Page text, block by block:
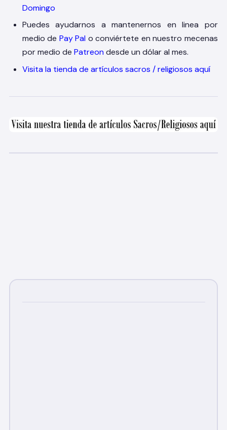
Domingo
Puedes ayudarnos a mantenernos en linea por
medio de Pay Pal o conviértete en nuestro mecenas
por medio de Patreon desde un dólar al mes.
Visita la tienda de artículos sacros / religiosos aquí